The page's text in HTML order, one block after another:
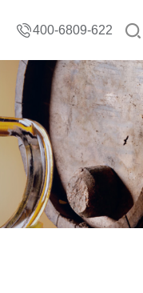
400-6809-622